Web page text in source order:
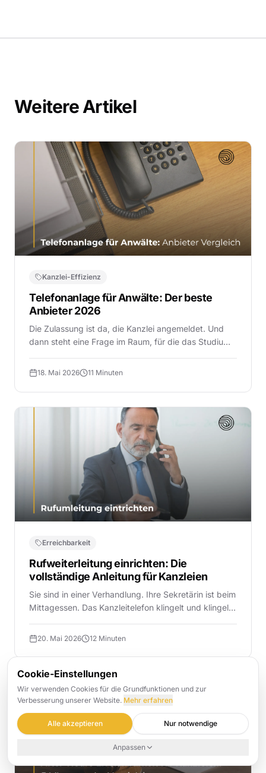
Weitere Artikel
Kanzlei-Effizienz
Telefonanlage für Anwälte: Der beste
Anbieter 2026
Die Zulassung ist da, die Kanzlei angemeldet. Und
dann steht eine Frage im Raum, für die das Studium
ich eigentlich, und bei wem? Für einen selbstst...
18. Mai 2026 11 Minuten
Erreichbarkeit
Rufweiterleitung einrichten: Die
vollständige Anleitung für Kanzleien
Sie sind in einer Verhandlung. Ihre Sekretärin ist beim
Mittagessen. Das Kanzleitelefon klingelt und klingelt
dringenden Frage, der nach dem dritten Kl...
20. Mai 2026 12 Minuten
Cookie-Einstellungen
Wir verwenden Cookies für die Grundfunktionen und zur
Verbesserung unserer Website. Mehr erfahren
Alle akzeptieren Nur notwendige
Anpassen